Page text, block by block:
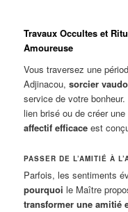
Travaux Occultes et
Amoureuse
Vous traversez une
Adjinacou,sorcier
service de votre bonheur.
lien brisé ou de créer
affectif efficace est
PASSER DE L’AMITIÉ À
Parfois, les sentiments
pourquoi le Maître
transformer une amitié